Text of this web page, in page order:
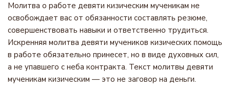
Молитва о работе девяти кизическим мученикам не
освобождает вас от обязанности составлять резюме,
совершенствовать навыки и ответственно трудиться.
Искренняя молитва девяти мучеников кизических помощь
в работе обязательно принесет, но в виде духовных сил,
а не упавшего с неба контракта. Текст молитвы девяти
мученикам кизическим — это не заговор на деньги.